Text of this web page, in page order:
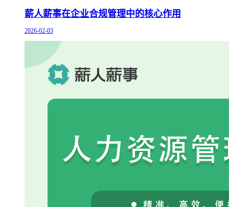
薪人薪事在企业合规管理中的核心作用
2026-02-03